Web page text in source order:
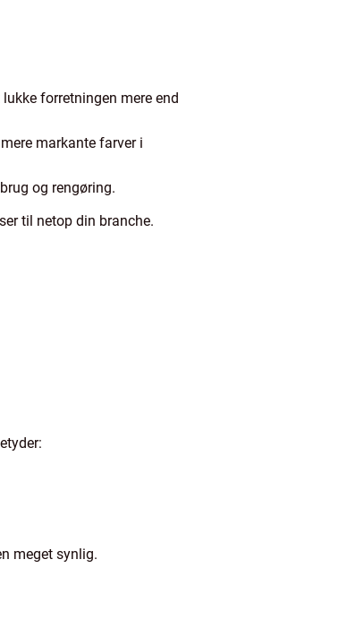
forretningen mere end
markante farver i
og rengøring.
til netop din branche.
meget synlig.